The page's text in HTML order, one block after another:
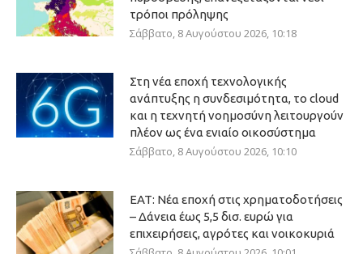
τρόποι πρόληψης
Σάββατο, 8 Αυγούστου 2026, 10:18
Στη νέα εποχή τεχνολογικής
ανάπτυξης η συνδεσιμότητα, το cloud
και η τεχνητή νοημοσύνη λειτουργούν
πλέον ως ένα ενιαίο οικοσύστημα
Σάββατο, 8 Αυγούστου 2026, 10:10
ΕΑΤ: Νέα εποχή στις χρηματοδοτήσεις
– Δάνεια έως 5,5 δισ. ευρώ για
επιχειρήσεις, αγρότες και νοικοκυριά